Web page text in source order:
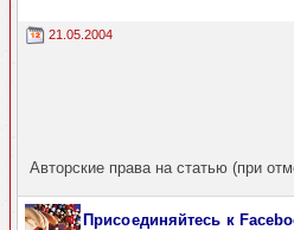
21.05.2004
Авторские права на статью (при
Присоединяйтесь к